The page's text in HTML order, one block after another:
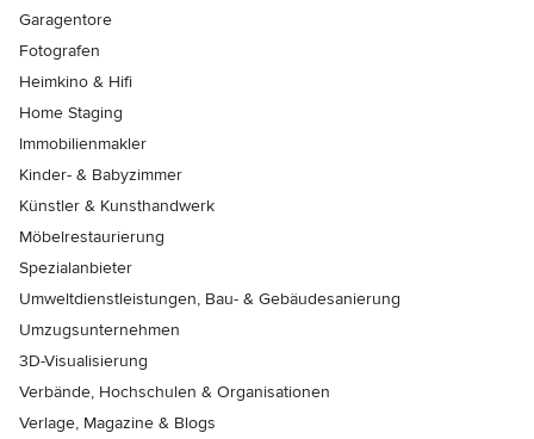
Garagentore
Fotografen
Heimkino & Hifi
Home Staging
Immobilienmakler
Kinder- & Babyzimmer
Künstler & Kunsthandwerk
Möbelrestaurierung
Spezialanbieter
Umweltdienstleistungen, Bau- & Gebäudesanierung
Umzugsunternehmen
3D-Visualisierung
Verbände, Hochschulen & Organisationen
Verlage, Magazine & Blogs